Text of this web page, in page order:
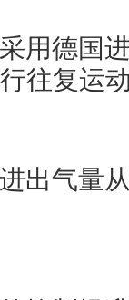
用德国
往复运
出气量